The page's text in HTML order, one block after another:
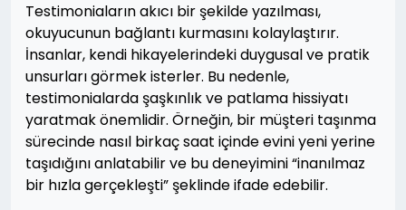
Testimoniaların akıcı bir şekilde yazılması,
okuyucunun bağlantı kurmasını kolaylaştırır.
İnsanlar, kendi hikayelerindeki duygusal ve pratik
unsurları görmek isterler. Bu nedenle,
testimonialarda şaşkınlık ve patlama hissiyatı
yaratmak önemlidir. Örneğin, bir müşteri taşınma
sürecinde nasıl birkaç saat içinde evini yeni yerine
taşıdığını anlatabilir ve bu deneyimini “inanılmaz
bir hızla gerçekleşti” şeklinde ifade edebilir.